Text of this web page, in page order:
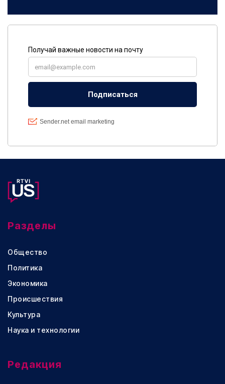
Разделы
Общество
Политика
Экономика
Происшествия
Культура
Наука и технологии
Редакция